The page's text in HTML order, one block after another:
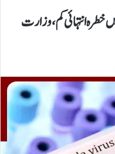
خطرہ انتہائی کم، وزارت